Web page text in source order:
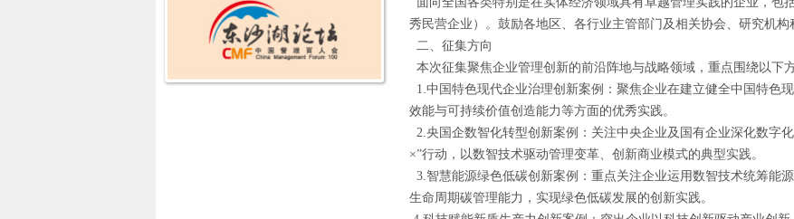
秀民营企业）。鼓励各地区、各行业主管部门及相关协会、研究机构
二、征集方向
本次征集聚焦企业管理创新的前沿阵地与战略领域，重点围绕以下
1.中国特色现代企业治理创新案例：聚焦企业在建立健全中国特色
效能与可持续价值创造能力等方面的优秀实践。
2.央国企数智化转型创新案例：关注中央企业及国有企业深化数字
×”行动，以数智技术驱动管理变革、创新商业模式的典型实践。
3.智慧能源绿色低碳创新案例：重点关注企业运用数智技术统筹能
生命周期碳管理能力，实现绿色低碳发展的创新实践。